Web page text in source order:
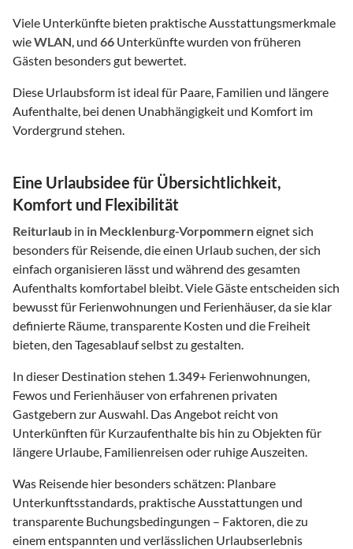
Viele Unterkünfte bieten praktische Ausstattungsmerkmale
wieWLAN, und 66 Unterkünfte wurden von früheren
Gästen besonders gut bewertet.
Diese Urlaubsform ist ideal für Paare, Familien und längere
Aufenthalte, bei denen Unabhängigkeit und Komfort im
Vordergrund stehen.
Eine Urlaubsidee für Übersichtlichkeit,
Komfort und Flexibilität
Reiturlaub in in Mecklenburg-Vorpommerneignet sich
besonders für Reisende, die einen Urlaub suchen, der sich
einfach organisieren lässt und während des gesamten
Aufenthalts komfortabel bleibt. Viele Gäste entscheiden sich
bewusst für Ferienwohnungen und Ferienhäuser, da sie klar
definierte Räume, transparente Kosten und die Freiheit
bieten, den Tagesablauf selbst zu gestalten.
In dieser Destination stehen 1.349+ Ferienwohnungen,
Fewos und Ferienhäuser von erfahrenen privaten
Gastgebern zur Auswahl. Das Angebot reicht von
Unterkünften für Kurzaufenthalte bis hin zu Objekten für
längere Urlaube, Familienreisen oder ruhige Auszeiten.
Was Reisende hier besonders schätzen: Planbare
Unterkunftsstandards, praktische Ausstattungen und
transparente Buchungsbedingungen – Faktoren, die zu
einem entspannten und verlässlichen Urlaubserlebnis